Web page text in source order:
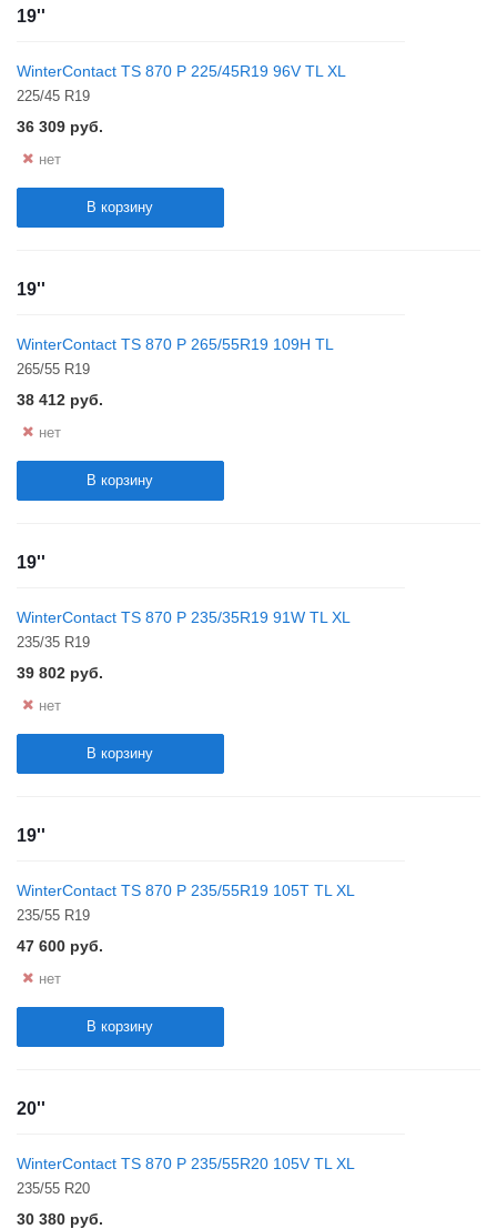
19''
WinterContact TS 870 P 225/45R19 96V TL XL
225/45 R19
36 309 руб.
нет
В корзину
19''
WinterContact TS 870 P 265/55R19 109H TL
265/55 R19
38 412 руб.
нет
В корзину
19''
WinterContact TS 870 P 235/35R19 91W TL XL
235/35 R19
39 802 руб.
нет
В корзину
19''
WinterContact TS 870 P 235/55R19 105T TL XL
235/55 R19
47 600 руб.
нет
В корзину
20''
WinterContact TS 870 P 235/55R20 105V TL XL
235/55 R20
30 380 руб.